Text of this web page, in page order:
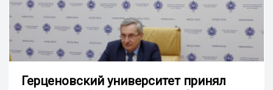
Герценовский университет принял